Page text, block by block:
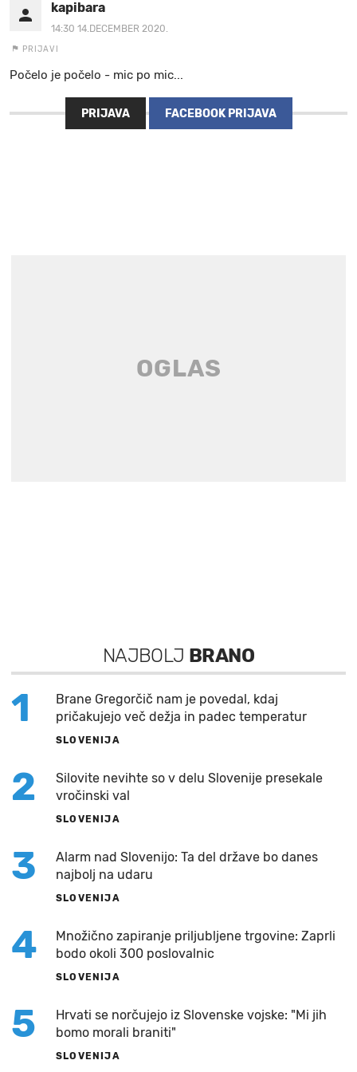
kapibara
14:30 14.DECEMBER 2020.
PRIJAVI
Počelo je počelo - mic po mic...
PRIJAVA FACEBOOK PRIJAVA
NAJBOLJ BRANO
1
Brane Gregorčič nam je povedal, kdaj
pričakujejo več dežja in padec temperatur
SLOVENIJA
2
Silovite nevihte so v delu Slovenije presekale
vročinski val
SLOVENIJA
3
Alarm nad Slovenijo: Ta del države bo danes
najbolj na udaru
SLOVENIJA
4
Množično zapiranje priljubljene trgovine: Zaprli
bodo okoli 300 poslovalnic
SLOVENIJA
5
Hrvati se norčujejo iz Slovenske vojske: "Mi jih
bomo morali braniti"
SLOVENIJA